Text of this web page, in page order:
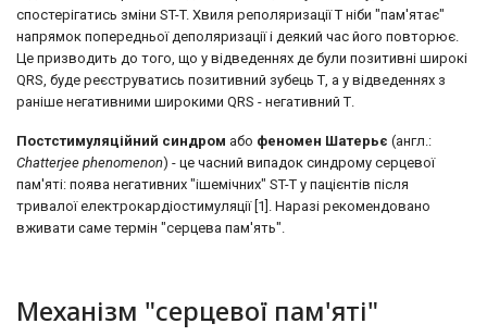
спостерігатись зміни ST-T. Хвиля реполяризації Т ніби "пам'ятає"
напрямок попередньої деполяризації і деякий час його повторює.
Це призводить до того, що у відведеннях де були позитивні широкі
QRS, буде реєструватись позитивний зубець Т, а у відведеннях з
раніше негативними широкими QRS - негативний Т.
Постстимуляційний синдром або феномен Шатерьє (англ.:
Chatterjee phenomenon) - це часний випадок синдрому серцевої
пам'яті: поява негативних "ішемічних" ST-T у пацієнтів після
тривалої електрокардіостимуляції [1]. Наразі рекомендовано
вживати саме термін "серцева пам'ять".
Механізм "серцевої пам'яті"